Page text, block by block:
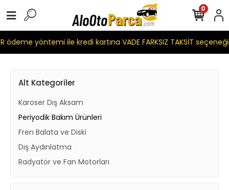
ödeme yöntemi ile kredi kartına VADE FARKSIZ TAKSİT
0
Alt Kategoriler
Karoser Dış Aksam
Periyodik Bakım Ürünleri
Fren Balata ve Diski
Dış Aydınlatma
Radyatör ve Fan Motorları